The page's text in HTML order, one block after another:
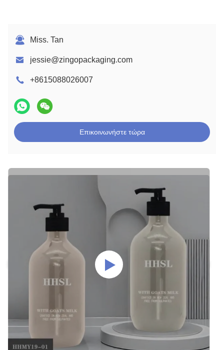
Miss. Tan
jessie@zingopackaging.com
+8615088026007
Επικοινωνήστε τώρα